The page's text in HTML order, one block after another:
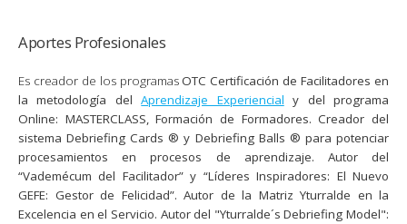
Aportes Profesionales
Es creador de los programasOTC Certificación de Facilitadores en
la metodología delAprendizaje Experiencial y del programa
Online: MASTERCLASS, Formación de Formadores. Creador del
sistema Debriefing Cards ® y Debriefing Balls ® para potenciar
procesamientos en procesos de aprendizaje. Autor del
“Vademécum del Facilitador” y “Líderes Inspiradores: El Nuevo
GEFE: Gestor de Felicidad”. Autor de la Matriz Yturralde en la
Excelencia en el Servicio. Autor del "Yturralde´s Debriefing Model":